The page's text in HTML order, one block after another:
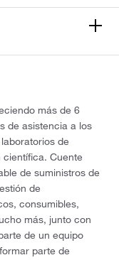
más de 6
de asistencia a los
de
Cuente
de suministros de
de
consumibles,
más, junto con
de un equipo
parte de